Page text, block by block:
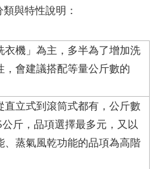
與特性說明：
衣機」為主，多半為了增加洗
，會建議搭配等量公斤數的
直立式到滾筒式都有，公斤數
斤，品項選擇最多元，又以
、蒸氣風乾功能的品項為高階